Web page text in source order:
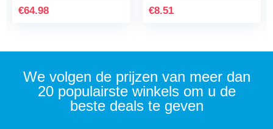
€64.98 €8.51
We volgen de prijzen van meer dan
20 populairste winkels om u de
beste deals te geven